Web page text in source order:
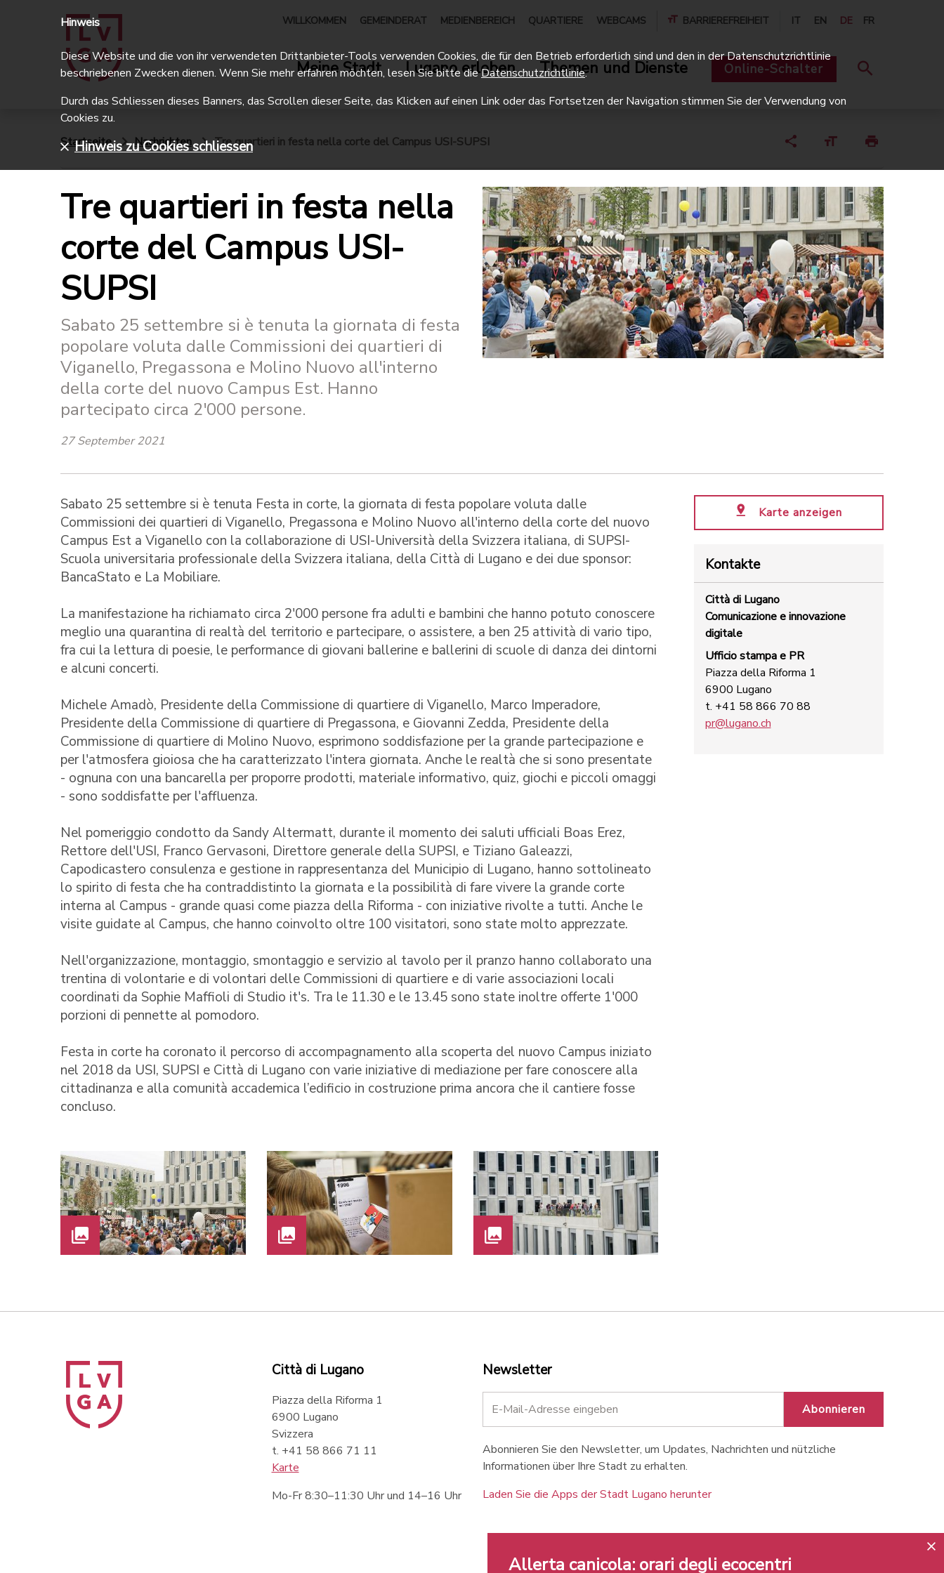
WILLKOMMEN GEMEINDERAT MEDIENBEREICH QUARTIERE WEBCAMS BARRIEREFREIHEIT IT EN DE FR
Meine Stadt Lugano erleben Themen und Dienste Online-Schalter
Startseite Nachrichten Tre quartieri in festa nella corte del Campus USI-SUPSI
Tre quartieri in festa nella
corte del Campus USI-
SUPSI
Sabato 25 settembre si è tenuta la giornata di festa
popolare voluta dalle Commissioni dei quartieri di
Viganello, Pregassona e Molino Nuovo all'interno
della corte del nuovo Campus Est. Hanno
partecipato circa 2'000 persone.
27 September 2021
Sabato 25 settembre si è tenuta Festa in corte, la giornata di festa popolare voluta dalle
Commissioni dei quartieri di Viganello, Pregassona e Molino Nuovo all'interno della corte del nuovo
Campus Est a Viganello con la collaborazione di USI-Università della Svizzera italiana, di SUPSI-
Scuola universitaria professionale della Svizzera italiana, della Città di Lugano e dei due sponsor:
BancaStato e La Mobiliare.
La manifestazione ha richiamato circa 2'000 persone fra adulti e bambini che hanno potuto conoscere
meglio una quarantina di realtà del territorio e partecipare, o assistere, a ben 25 attività di vario tipo,
fra cui la lettura di poesie, le performance di giovani ballerine e ballerini di scuole di danza dei dintorni
e alcuni concerti.
Michele Amadò, Presidente della Commissione di quartiere di Viganello, Marco Imperadore,
Presidente della Commissione di quartiere di Pregassona, e Giovanni Zedda, Presidente della
Commissione di quartiere di Molino Nuovo, esprimono soddisfazione per la grande partecipazione e
per l'atmosfera gioiosa che ha caratterizzato l'intera giornata. Anche le realtà che si sono presentate
- ognuna con una bancarella per proporre prodotti, materiale informativo, quiz, giochi e piccoli omaggi
- sono soddisfatte per l'affluenza.
Nel pomeriggio condotto da Sandy Altermatt, durante il momento dei saluti ufficiali Boas Erez,
Rettore dell'USI, Franco Gervasoni, Direttore generale della SUPSI, e Tiziano Galeazzi,
Capodicastero consulenza e gestione in rappresentanza del Municipio di Lugano, hanno sottolineato
lo spirito di festa che ha contraddistinto la giornata e la possibilità di fare vivere la grande corte
interna al Campus - grande quasi come piazza della Riforma - con iniziative rivolte a tutti. Anche le
visite guidate al Campus, che hanno coinvolto oltre 100 visitatori, sono state molto apprezzate.
Nell'organizzazione, montaggio, smontaggio e servizio al tavolo per il pranzo hanno collaborato una
trentina di volontarie e di volontari delle Commissioni di quartiere e di varie associazioni locali
coordinati da Sophie Maffioli di Studio it's. Tra le 11.30 e le 13.45 sono state inoltre offerte 1'000
porzioni di pennette al pomodoro.
Festa in corte ha coronato il percorso di accompagnamento alla scoperta del nuovo Campus iniziato
nel 2018 da USI, SUPSI e Città di Lugano con varie iniziative di mediazione per fare conoscere alla
cittadinanza e alla comunità accademica l’edificio in costruzione prima ancora che il cantiere fosse
concluso.
Karte anzeigen
Kontakte
Città di Lugano
Comunicazione e innovazione
digitale
Ufficio stampa e PR
Piazza della Riforma 1
6900 Lugano
t. +41 58 866 70 88
pr@lugano.ch
Città di Lugano
Piazza della Riforma 1
6900 Lugano
Svizzera
t. +41 58 866 71 11
Karte
Mo-Fr 8:30–11:30 Uhr und 14–16 Uhr
Newsletter
Abonnieren
Abonnieren Sie den Newsletter, um Updates, Nachrichten und nützliche
Informationen über Ihre Stadt zu erhalten.
Laden Sie die Apps der Stadt Lugano herunter
Allerta canicola: orari degli ecocentri
Hinweis
Diese Website und die von ihr verwendeten Drittanbieter-Tools verwenden Cookies, die für den Betrieb erforderlich sind und den in der Datenschutzrichtlinie
beschriebenen Zwecken dienen. Wenn Sie mehr erfahren möchten, lesen Sie bitte dieDatenschutzrichtlinie.
Durch das Schliessen dieses Banners, das Scrollen dieser Seite, das Klicken auf einen Link oder das Fortsetzen der Navigation stimmen Sie der Verwendung von
Cookies zu.
Hinweis zu Cookies schliessen